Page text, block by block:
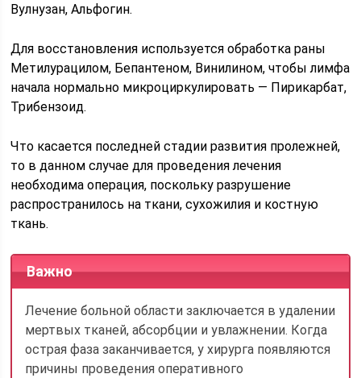
Вулнузан, Альфогин.
Для восстановления используется обработка раны
Метилурацилом, Бепантеном, Винилином, чтобы лимфа
начала нормально микроциркулировать — Пирикарбат,
Трибензоид.
Что касается последней стадии развития пролежней,
то в данном случае для проведения лечения
необходима операция, поскольку разрушение
распространилось на ткани, сухожилия и костную
ткань.
Важно
Лечение больной области заключается в удалении
мертвых тканей, абсорбции и увлажнении. Когда
острая фаза заканчивается, у хирурга появляются
причины проведения оперативного